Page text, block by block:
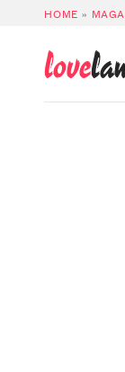
HOME »
love